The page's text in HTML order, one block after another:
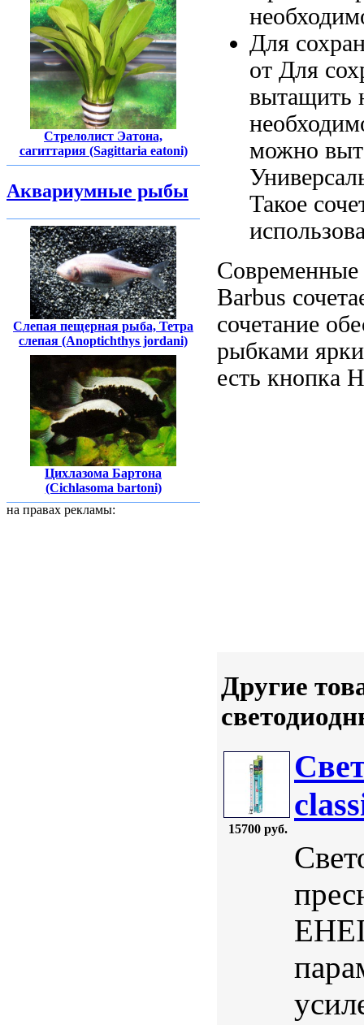
Стрелолист Эатона,
сагиттария (Sagittaria eatoni)
Аквариумные рыбы
Слепая пещерная рыба, Тетра
слепая (Anoptichthys jordani)
Цихлазома Бартона
(Cichlasoma bartoni)
на правах рекламы:
Для
от Для
вытащить
можно
Такое
Современные
Barbus
сочетание
рыбками
есть кнопка
Другие
15700 руб.